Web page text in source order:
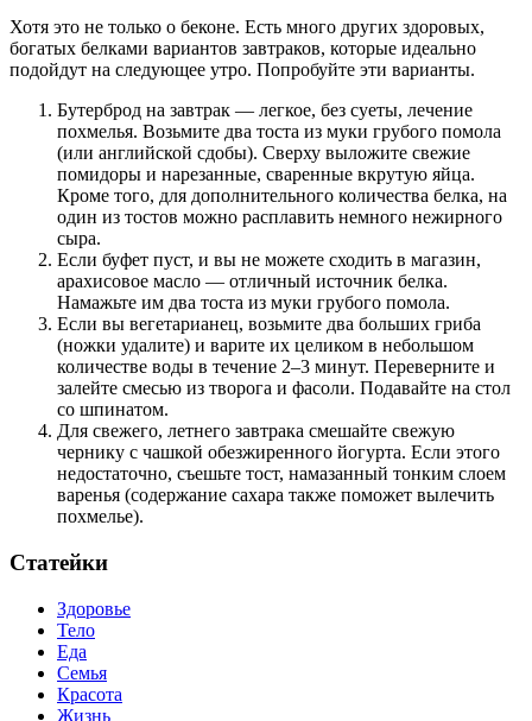
Хотя это не только о беконе. Есть много других здоровых,
богатых белками вариантов завтраков, которые идеально
подойдут на следующее утро. Попробуйте эти варианты.
Бутерброд на завтрак — легкое, без суеты, лечение
похмелья. Возьмите два тоста из муки грубого помола
(или английской сдобы). Сверху выложите свежие
помидоры и нарезанные, сваренные вкрутую яйца.
Кроме того, для дополнительного количества белка, на
один из тостов можно расплавить немного нежирного
сыра.
Если буфет пуст, и вы не можете сходить в магазин,
арахисовое масло — отличный источник белка.
Намажьте им два тоста из муки грубого помола.
Если вы вегетарианец, возьмите два больших гриба
(ножки удалите) и варите их целиком в небольшом
количестве воды в течение 2–3 минут. Переверните и
залейте смесью из творога и фасоли. Подавайте на стол
со шпинатом.
Для свежего, летнего завтрака смешайте свежую
чернику с чашкой обезжиренного йогурта. Если этого
недостаточно, съешьте тост, намазанный тонким слоем
варенья (содержание сахара также поможет вылечить
похмелье).
Статейки
Здоровье
Тело
Еда
Семья
Красота
Жизнь